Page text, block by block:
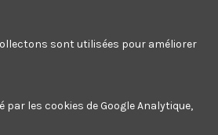
sont utilisées pour améliorer
les cookies de Google Analytique,